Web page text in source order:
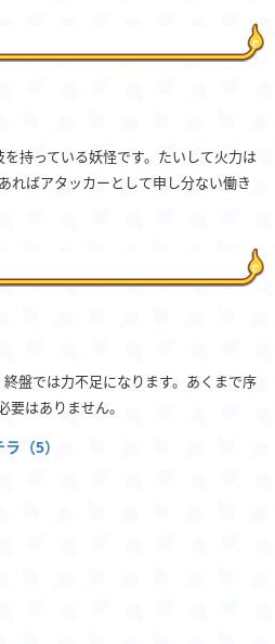
持っている妖怪です。たいして火力は
ればアタッカーとして申し分ない働き
盤では力不足になります。あくまで序
要はありません。
（5）